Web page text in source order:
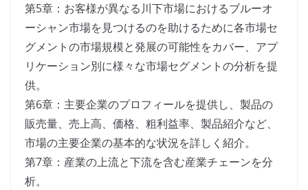
第5章：お客様が異なる川下市場におけるブルーオ
ーシャン市場を見つけるのを助けるために各市場セ
グメントの市場規模と発展の可能性をカバー、アプ
リケーション別に様々な市場セグメントの分析を提
供。
第6章：主要企業のプロフィールを提供し、製品の
販売量、売上高、価格、粗利益率、製品紹介など、
市場の主要企業の基本的な状況を詳しく紹介。
第7章：産業の上流と下流を含む産業チェーンを分
析。